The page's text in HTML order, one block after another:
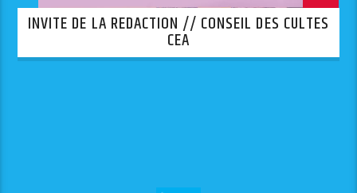
INVITE DE LA REDACTION // CONSEIL DES CULTES
CEA